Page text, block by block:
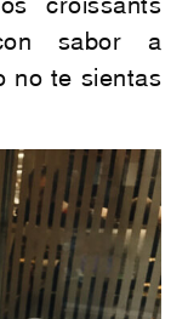
sabor a
no te sientas